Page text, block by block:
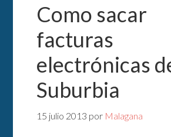
Como sacar
facturas
electrónicas
Suburbia
15 julio 2013 por Malagana